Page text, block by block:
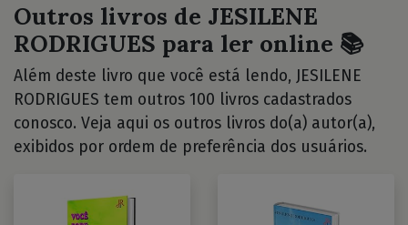
Outros livros de JESILENE
RODRIGUES para ler online 📚
Além deste livro que você está lendo, JESILENE
RODRIGUES tem outros 100 livros cadastrados
conosco. Veja aqui os outros livros do(a) autor(a),
exibidos por ordem de preferência dos usuários.